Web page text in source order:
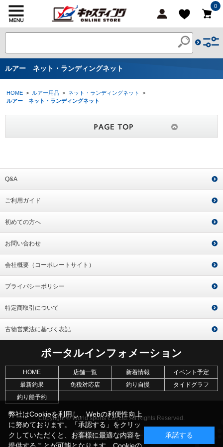
0
ルアー ネット・ランディングネット
HOME > ルアー用品 > ネット・ランディングネット
>
ルアー ネット・ランディングネット
Q&A
ご利用ガイド
初めての方へ
お問い合わせ
会社概要（コーポレートサイト）
プライバシーポリシー
特定商取引について
古物営業法に基づく表記
ポータルインフォメーション
HOME 店舗一覧 新着情報
イベント予定
最新釣果
免税対応店 釣り自慢
タイドグラフ
釣り船予約
Copyright © World sports Co.,Ltd. All Rights Reserved.
弊社はCookieを利用し、Webの利便性向上
に努めております。「承認する」をクリッ
クしていただくと、お客様に最適な内容を
承諾する